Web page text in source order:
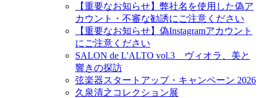
【重要なお知らせ】弊社名を使用した偽ア
カウント・不審な勧誘にご注意ください
【重要なお知らせ】偽Instagramアカウント
にご注意ください
SALON de L'ALTO vol.3 ヴィオラ、美と
響きの探訪
弦楽器スタートアップ・キャンペーン 2026
久泉清之コレクション展